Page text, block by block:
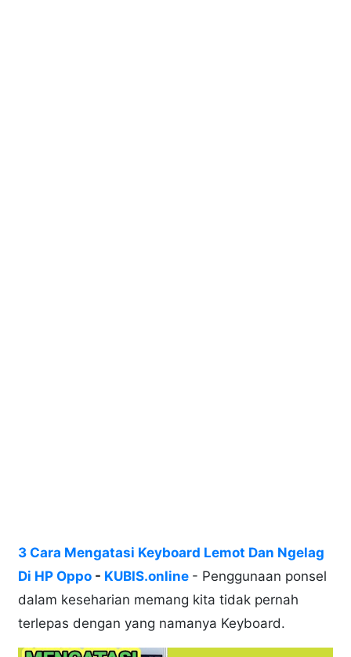
3 Cara Mengatasi Keyboard Lemot Dan Ngelag
Di HP Oppo - KUBIS.online - Penggunaan ponsel
dalam keseharian memang kita tidak pernah
terlepas dengan yang namanya Keyboard.